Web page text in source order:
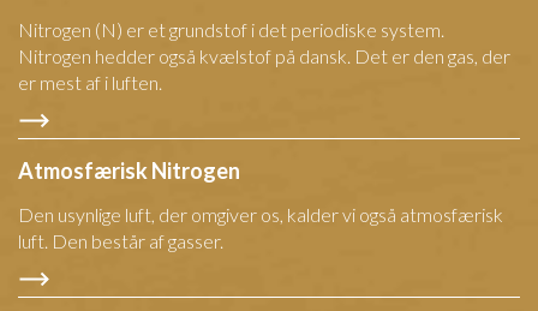
Nitrogen (N) er et grundstof i det periodiske system.
Nitrogen hedder også kvælstof på dansk. Det er den gas, der
er mest af i luften.
Atmosfærisk Nitrogen
Den usynlige luft, der omgiver os, kalder vi også atmosfærisk
luft. Den består af gasser.